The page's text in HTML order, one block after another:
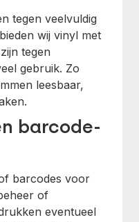
tegen veelvuldig
wij vinyl met
tegen
gebruik. Zo
leesbaar,
barcode-
barcodes voor
of
eventueel